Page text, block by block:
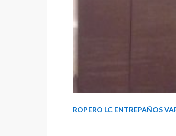
ROPERO LC ENTREPAÑOS